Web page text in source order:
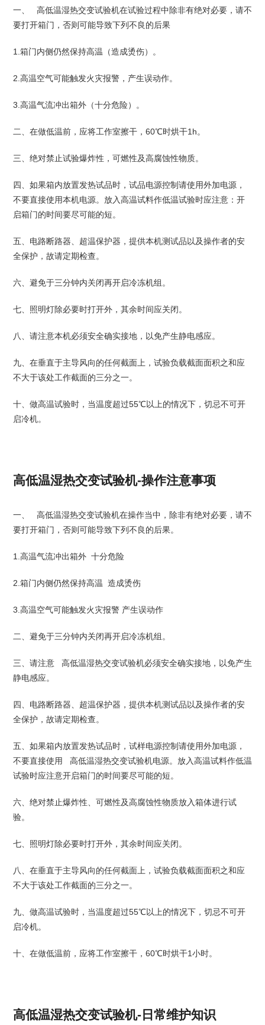
一、 高低温湿热交变试验机在试验过程中除非有绝对必要，请不
要打开箱门，否则可能导致下列不良的后果
1.箱门内侧仍然保持高温（造成烫伤）。
2.高温空气可能触发火灾报警，产生误动作。
3.高温气流冲出箱外（十分危险）。
二、在做低温前，应将工作室擦干，60℃时烘干1h。
三、绝对禁止试验爆炸性，可燃性及高腐蚀性物质。
四、如果箱内放置发热试品时，试品电源控制请使用外加电源，
不要直接使用本机电源。放入高温试料作低温试验时应注意：开
启箱门的时间要尽可能的短。
五、电路断路器、超温保护器，提供本机测试品以及操作者的安
全保护，故请定期检查。
六、避免于三分钟内关闭再开启冷冻机组。
七、照明灯除必要时打开外，其余时间应关闭。
八、请注意本机必须安全确实接地，以免产生静电感应。
九、在垂直于主导风向的任何截面上，试验负载截面面积之和应
不大于该处工作截面的三分之一。
十、做高温试验时，当温度超过55℃以上的情况下，切忌不可开
启冷机。
高低温湿热交变试验机-操作注意事项
一、 高低温湿热交变试验机在操作当中，除非有绝对必要，请不
要打开箱门，否则可能导致下列不良的后果。
1.高温气流冲出箱外 十分危险
2.箱门内侧仍然保持高温 造成烫伤
3.高温空气可能触发火灾报警 产生误动作
二、避免于三分钟内关闭再开启冷冻机组。
三、请注意 高低温湿热交变试验机必须安全确实接地，以免产生
静电感应。
四、电路断路器、超温保护器，提供本机测试品以及操作者的安
全保护，故请定期检查。
五、如果箱内放置发热试品时，试样电源控制请使用外加电源，
不要直接使用 高低温湿热交变试验机电源。放入高温试料作低温
试验时应注意开启箱门的时间要尽可能的短。
六、绝对禁止爆炸性、可燃性及高腐蚀性物质放入箱体进行试
验。
七、照明灯除必要时打开外，其余时间应关闭。
八、在垂直于主导风向的任何截面上，试验负载截面面积之和应
不大于该处工作截面的三分之一。
九、做高温试验时，当温度超过55℃以上的情况下，切忌不可开
启冷机。
十、在做低温前，应将工作室擦干，60℃时烘干1小时。
高低温湿热交变试验机-日常维护知识